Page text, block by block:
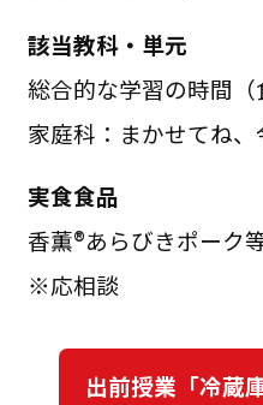
該当教科・単元
総合的な学習の時間（
家庭科：まかせてね
実食食品
香薫®あらびきポーク
※応相談
出前授業「冷蔵